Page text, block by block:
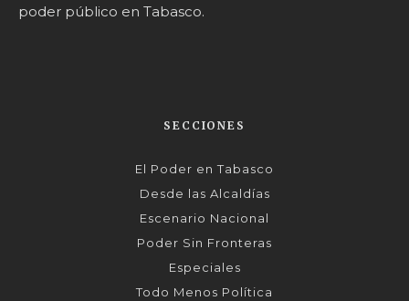
poder público en Tabasco.
SECCIONES
El Poder en Tabasco
Desde las Alcaldías
Escenario Nacional
Poder Sin Fronteras
Especiales
Todo Menos Política